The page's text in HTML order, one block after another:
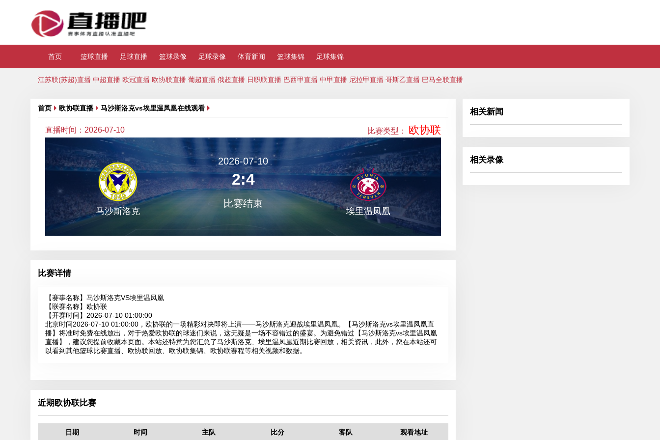
首页 篮球直播 足球直播 篮球录像 足球录像 体育新闻 篮球集锦 足球集锦
江苏联(苏超)直播 中超直播 欧冠直播 欧协联直播 葡超直播 俄超直播 日职联直播 巴西甲直播 中甲直播 尼拉甲直播 哥斯乙直播 巴马全联直播
首页 欧协联直播 马沙斯洛克vs埃里温凤凰在线观看
直播时间：2026-07-10 比赛类型： 欧协联
马沙斯洛克
2026-07-10
2:4
比赛结束
埃里温凤凰
比赛详情
【赛事名称】 马沙斯洛克VS埃里温凤凰
【联赛名称】 欧协联
【开赛时间】 2026-07-10 01:00:00
北京时间2026-07-10 01:00:00，欧协联的一场精彩对决即将上演——马沙斯洛克迎战埃里温凤凰。【马沙斯洛克vs埃里温凤凰直
播】将准时免费在线放出，对于热爱欧协联的球迷们来说，这无疑是一场不容错过的盛宴。为避免错过【马沙斯洛克vs埃里温凤凰
直播】，建议您提前收藏本页面。本站还特意为您汇总了马沙斯洛克、埃里温凤凰近期比赛回放，相关资讯，此外，您在本站还可
以看到其他篮球比赛直播、欧协联回放、欧协联集锦、欧协联赛程等相关视频和数据。
近期欧协联比赛
日期 时间 主队 比分 客队 观看地址
相关新闻
相关录像